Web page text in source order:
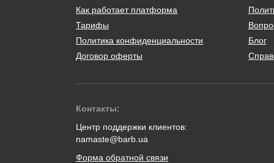
Как работает платформа
Тарифы
Политика конфиденциальности
Договор оферты
Блог
Контакты:
Центр поддержки клиентов:
namaste@barb.ua
Форма обратной связи